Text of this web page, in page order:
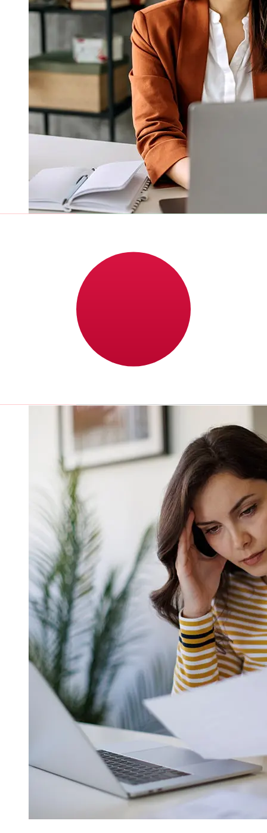
À quelle vitesse un transfert ADCB
Les délais de livraison pour les transferts internationaux
avec ADCB de Émirats Arabes Unis à Japon varient
selon le mode de paiement et le moment de la
transaction. En général, les virements bancaires
internationaux prennent de 1 à 5 jours ouvrables. Des
facteurs tels que les jours fériés bancaires et les
contrôles de sécurité peuvent également influencer la